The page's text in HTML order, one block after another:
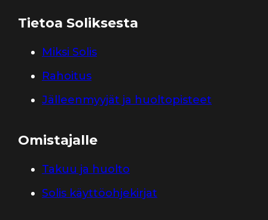
Tietoa Soliksesta
Miksi Solis
Rahoitus
Jälleenmyyjät ja huoltopisteet
Omistajalle
Takuu ja huolto
Solis käyttöohjekirjat